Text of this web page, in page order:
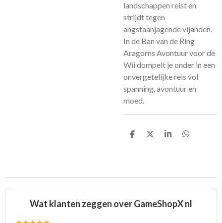
landschappen reist en
strijdt tegen
angstaanjagende vijanden.
In de Ban van de Ring
Aragorns Avontuur voor de
Wii dompelt je onder in een
onvergetelijke reis vol
spanning, avontuur en
moed.
D
D
S
D
Wat klanten zeggen over GameShopX nl